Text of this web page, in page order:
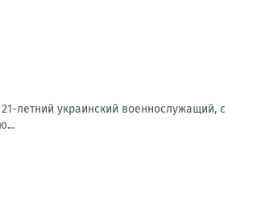
летний украинский военнослужащий, с